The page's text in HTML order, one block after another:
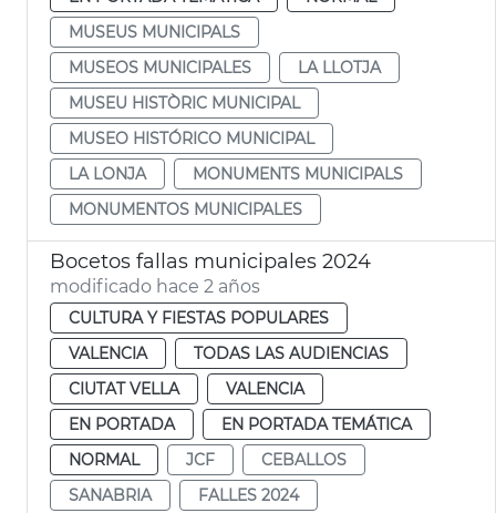
MUSEUS MUNICIPALS
MUSEOS MUNICIPALES
LA LLOTJA
MUSEU HISTÒRIC MUNICIPAL
MUSEO HISTÓRICO MUNICIPAL
LA LONJA
MONUMENTS MUNICIPALS
MONUMENTOS MUNICIPALES
Bocetos fallas municipales 2024
modificado hace 2 años
CULTURA Y FIESTAS POPULARES
VALENCIA
TODAS LAS AUDIENCIAS
CIUTAT VELLA
VALENCIA
EN PORTADA
EN PORTADA TEMÁTICA
NORMAL
JCF
CEBALLOS
SANABRIA
FALLES 2024